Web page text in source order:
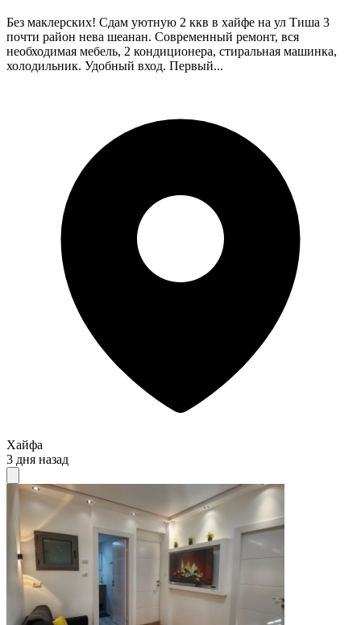
Без маклерских! Сдам уютную 2 ккв в хайфе на ул Тиша 3
почти район нева шеанан. Современный ремонт, вся
необходимая мебель, 2 кондиционера, стиральная машинка,
холодильник. Удобный вход. Первый...
Хайфа
3 дня назад